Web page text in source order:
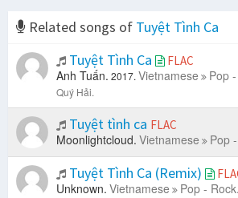
Related songs of Tuyệt Tình Ca
Tuyệt Tình Ca
FLAC
Anh Tuấn. 2017. Vietnamese Pop
Quý Hải.
Tuyệt tình ca FLAC
Moonlightcloud. Vietnamese Pop
Tuyệt Tình Ca (Remix)
Unknown. Vietnamese Pop - Rock.